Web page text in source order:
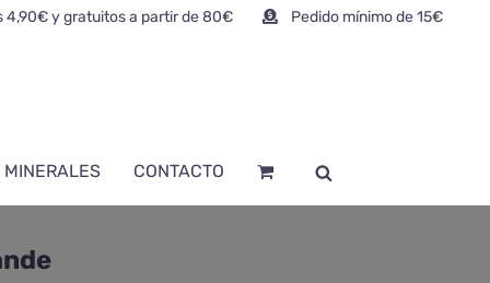
4,90€ y gratuitos a partir de 80€ Pedido mínimo de 15€
MINERALES CONTACTO